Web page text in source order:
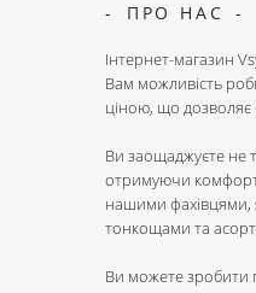
ПРО НАС
Інтернет-магазин
Вам можливість
ціною, що дозволяє
Ви заощаджуєте не
отримуючи
нашими фахівцями,
тонкощами та
Ви можете зробити